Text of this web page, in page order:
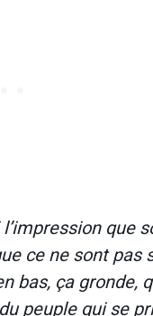
que
ce ne sont pas
bas, ça gronde,
peuple qui se